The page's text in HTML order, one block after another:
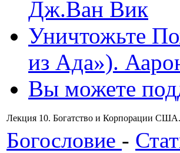
Дж.Ван Вик
Уничтожьте
из Ада»).
Вы можете
Лекция 10. Богатство и Корпорации
Богословие -